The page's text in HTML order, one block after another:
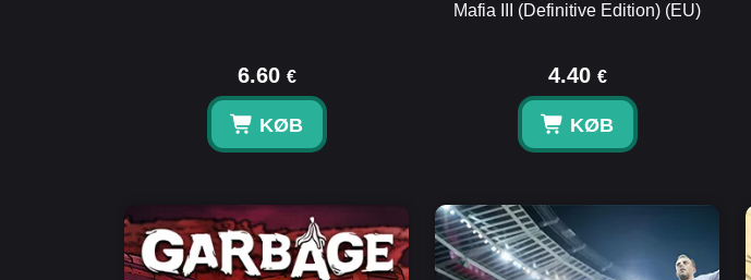
6.60 €
KØB
Mafia III (Definitive Edition) (EU)
4.40 €
KØB